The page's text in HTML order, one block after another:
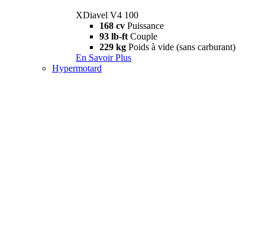
XDiavel V4 100
168 cv Puissance
93 lb-ft Couple
229 kg Poids à vide (sans carburant)
En Savoir Plus
Hypermotard